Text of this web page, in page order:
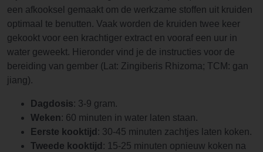
een afkooksel gemaakt om de werkzame stoffen uit kruiden
optimaal te benutten. Vaak worden de kruiden twee keer
gekookt voor een krachtiger extract en vooraf een uur in
water geweekt. Hieronder vind je de instructies voor de
bereiding van gember (Lat: Zingiberis Rhizoma; TCM: gan
jiang).
Dagdosis: 3-9 gram.
Weken: 60 minuten in water laten staan.
Eerste kooktijd : 30-45 minuten zachtjes laten koken.
Tweede kooktijd : 15-25 minuten opnieuw koken na